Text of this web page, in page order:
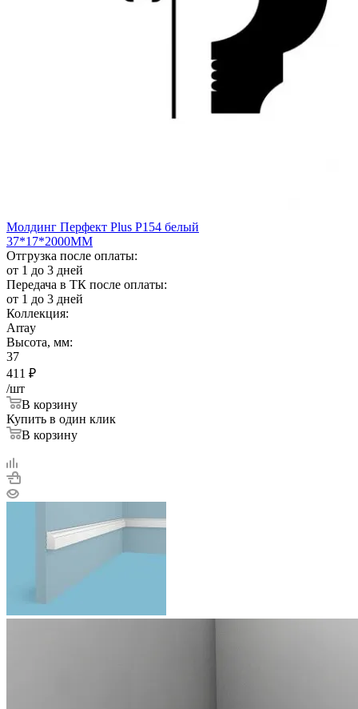
Молдинг Перфект Plus Р154 белый
37*17*2000ММ
Отгрузка после оплаты:
от 1 до 3 дней
Передача в ТК после оплаты:
от 1 до 3 дней
Коллекция:
Array
Высота, мм:
37
411 ₽
/шт
В корзину
Купить в один клик
В корзину